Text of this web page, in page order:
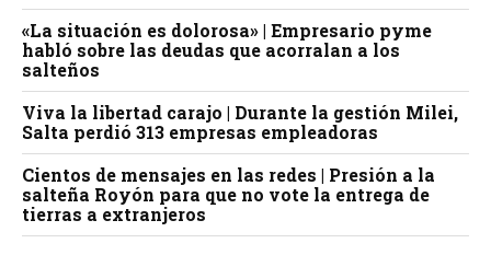
«La situación es dolorosa» | Empresario pyme
habló sobre las deudas que acorralan a los
salteños
Viva la libertad carajo | Durante la gestión Milei,
Salta perdió 313 empresas empleadoras
Cientos de mensajes en las redes | Presión a la
salteña Royón para que no vote la entrega de
tierras a extranjeros